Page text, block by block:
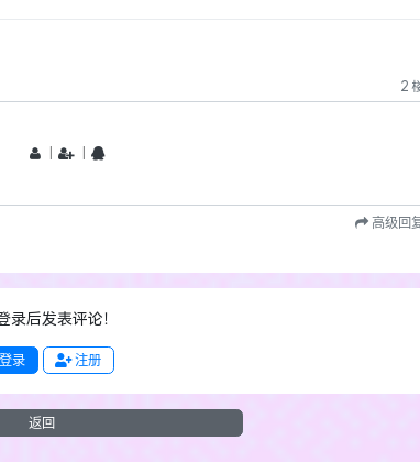
2
丨 丨
高级回
录后发表评论！
录 注册
返回